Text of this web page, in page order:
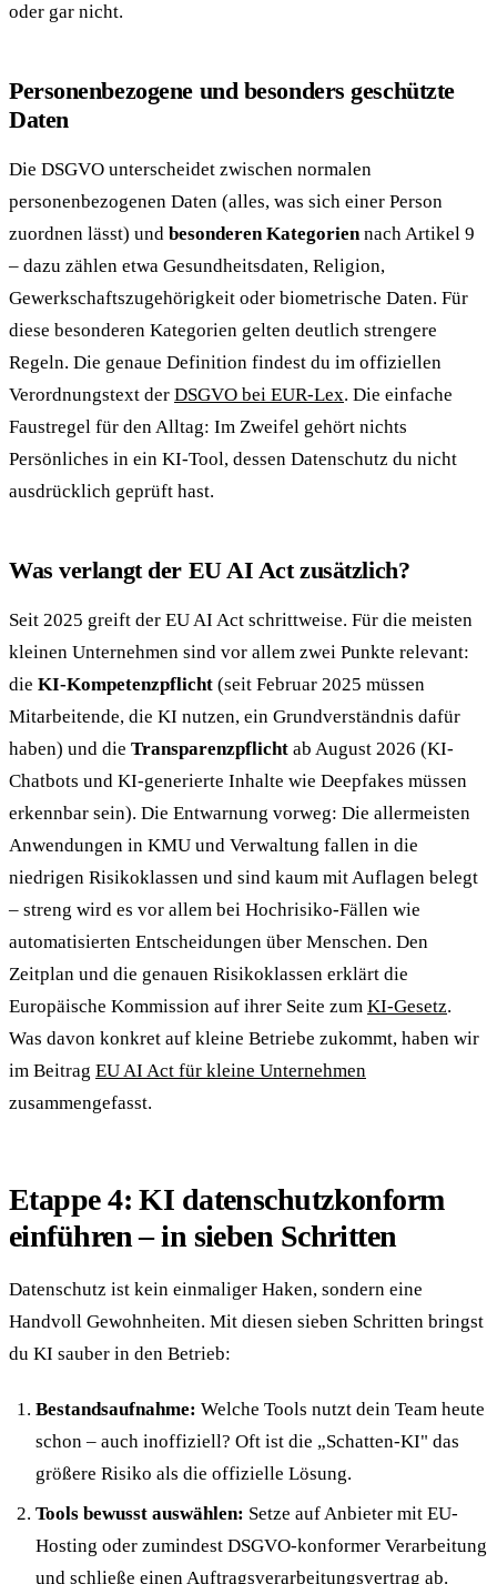
oder gar nicht.
Personenbezogene und besonders geschützte
Daten
Die DSGVO unterscheidet zwischen normalen
personenbezogenen Daten (alles, was sich einer Person
zuordnen lässt) und besonderen Kategoriennach Artikel 9
– dazu zählen etwa Gesundheitsdaten, Religion,
Gewerkschaftszugehörigkeit oder biometrische Daten. Für
diese besonderen Kategorien gelten deutlich strengere
Regeln. Die genaue Definition findest du im offiziellen
Verordnungstext der DSGVO bei EUR-Lex. Die einfache
Faustregel für den Alltag: Im Zweifel gehört nichts
Persönliches in ein KI-Tool, dessen Datenschutz du nicht
ausdrücklich geprüft hast.
Was verlangt der EU AI Act zusätzlich?
Seit 2025 greift der EU AI Act schrittweise. Für die meisten
kleinen Unternehmen sind vor allem zwei Punkte relevant:
die KI-Kompetenzpflicht (seit Februar 2025 müssen
Mitarbeitende, die KI nutzen, ein Grundverständnis dafür
haben) und die Transparenzpflicht ab August 2026 (KI-
Chatbots und KI-generierte Inhalte wie Deepfakes müssen
erkennbar sein). Die Entwarnung vorweg: Die allermeisten
Anwendungen in KMU und Verwaltung fallen in die
niedrigen Risikoklassen und sind kaum mit Auflagen belegt
– streng wird es vor allem bei Hochrisiko-Fällen wie
automatisierten Entscheidungen über Menschen. Den
Zeitplan und die genauen Risikoklassen erklärt die
Europäische Kommission auf ihrer Seite zum KI-Gesetz.
Was davon konkret auf kleine Betriebe zukommt, haben wir
im Beitrag EU AI Act für kleine Unternehmen
zusammengefasst.
Etappe 4: KI datenschutzkonform
einführen – in sieben Schritten
Datenschutz ist kein einmaliger Haken, sondern eine
Handvoll Gewohnheiten. Mit diesen sieben Schritten bringst
du KI sauber in den Betrieb:
Bestandsaufnahme: Welche Tools nutzt dein Team heute
schon – auch inoffiziell? Oft ist die „Schatten-KI" das
größere Risiko als die offizielle Lösung.
Tools bewusst auswählen: Setze auf Anbieter mit EU-
Hosting oder zumindest DSGVO-konformer Verarbeitung
und schließe einen Auftragsverarbeitungsvertrag ab.